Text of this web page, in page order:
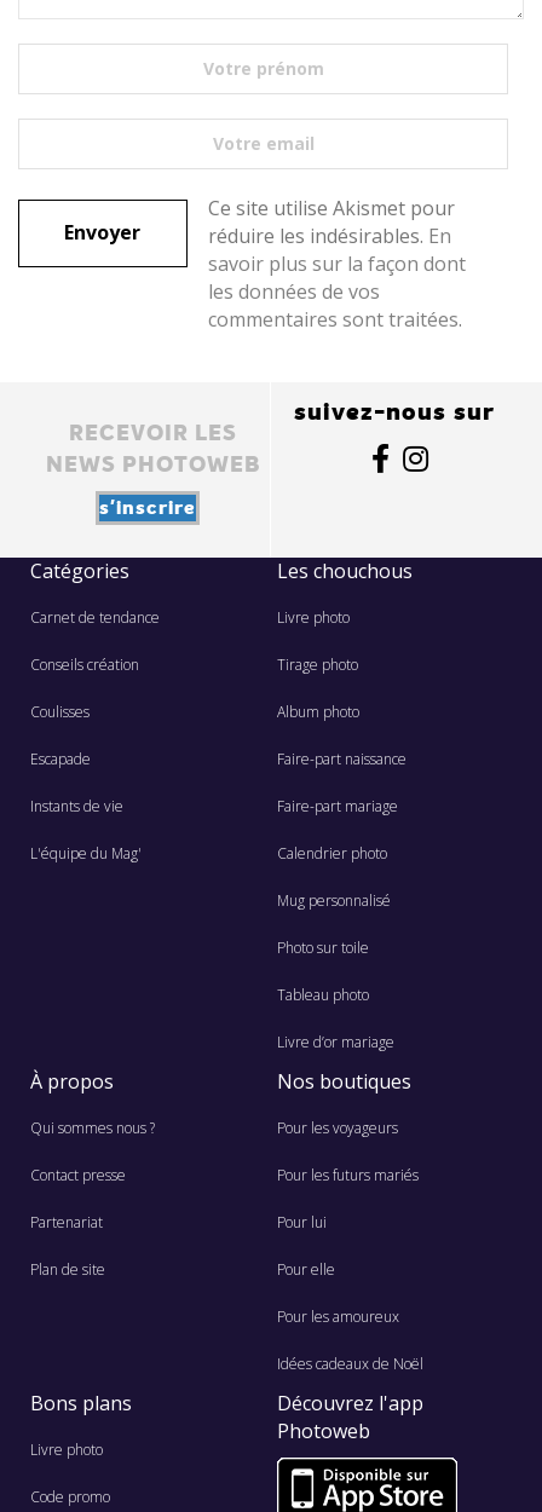
Ce site utilise Akismet pour
réduire les indésirables. En
savoir plus sur la façon dont
les données de vos
commentaires sont traitées.
RECEVOIR LES
NEWS PHOTOWEB
s'inscrire
suivez-nous sur
Catégories
Carnet de tendance
Conseils création
Coulisses
Escapade
Instants de vie
L'équipe du Mag'
Les chouchous
Livre photo
Tirage photo
Album photo
Faire-part naissance
Faire-part mariage
Calendrier photo
Mug personnalisé
Photo sur toile
Tableau photo
Livre d’or mariage
À propos
Qui sommes nous ?
Contact presse
Partenariat
Plan de site
Nos boutiques
Pour les voyageurs
Pour les futurs mariés
Pour lui
Pour elle
Pour les amoureux
Idées cadeaux de Noël
Bons plans
Livre photo
Code promo
Découvrez l'app
Photoweb